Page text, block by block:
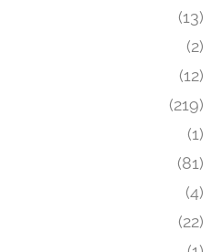
(13)
(2)
(12)
(219)
(1)
(81)
(4)
(22)